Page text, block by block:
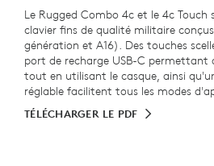
Le Rugged Combo 4c et le 4c Touch
clavier fins de qualité militaire
génération et A16). Des touches
port de recharge USB-C permettant
tout en utilisant le casque, ainsi
réglable facilitent tous les modes
TÉLÉCHARGER LE PDF